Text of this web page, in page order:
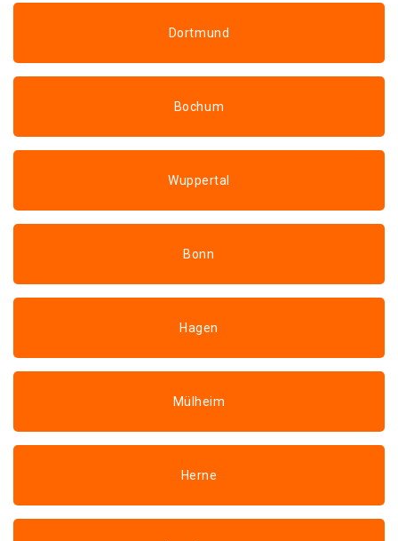
Dortmund
Bochum
Wuppertal
Bonn
Hagen
Mülheim
Herne